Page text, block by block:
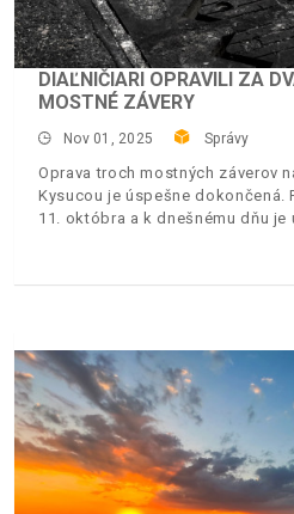
DIAĽNIČIARI OPRAVILI ZA
MOSTNÉ ZÁVERY
Nov 01, 2025 Správy
Oprava troch mostných záverov
Kysucou je úspešne dokončená.
11. októbra a k dnešnému dňu je